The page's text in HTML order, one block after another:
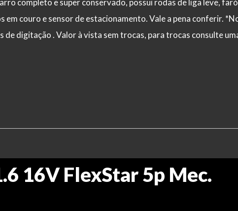
couro e sensor de estacionamento. Vale a pena conferir.
digitação . Valor à vista sem trocas, para trocas consulte
16V FlexStar 5p Mec.